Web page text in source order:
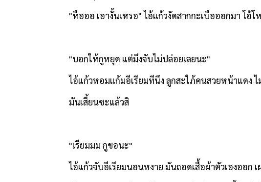
"หือออ เอางั้นเหรอ" ไอ้แก้วงัดสากกะเบือออกมา โอ้
"บอกให้กูหยุด แต่มึงจับไม่ปล่อยเลยนะ"
ไอ้แก้วหอมแก้มอีเรียมทีนึง ลูกสะใภ้คนสวยหน้าแดง ไ
มันเสี้ยนซะแล้วสิ
"เรียมมม กูขอนะ"
ไอ้แก้วจับอีเรียมนอนหงาย มันถอดเสื้อผ้าตัวเองออก